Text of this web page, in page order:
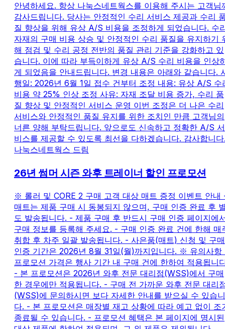
안녕하세요. 항상 나눅스네트웍스를 이용해 주시는 고객님
감사드립니다. 당사는 안정적인 수리 서비스 제공과 수리
질 향상을 위해 유상 A/S 비용을 조정하게 되었습니다. 수
자재의 구매 비용 상승 및 안정적인 수리 품질을 유지하기
해 점검 및 수리 공정 전반의 품질 관리 기준을 강화하고 있
습니다. 이에 따라 부득이하게 유상 A/S 수리 비용을 인상
게 되었음을 안내드립니다. 변경 내용은 아래와 같습니다.
행일: 2026년 6월 1일 접수 건부터 조정 내용: 유상 A/S 수
비용 약 25% 인상 조정 사유: 자재 조달 비용 증가, 수리 품
질 향상 및 안정적인 서비스 운영 이번 조정은 더 나은 수리
서비스와 안정적인 품질 유지를 위한 조치인 만큼 고객님의
너른 양해 부탁드립니다. 앞으로도 신속하고 정확한 A/S 서
비스를 제공할 수 있도록 최선을 다하겠습니다. 감사합니
나눅스네트웍스 드림
26년 썸머 시즌 와후 트레이너 할인 프로모션
※ 롤러 및 CORE 2 구매 고객 대상 매트 증정 이벤트 안내
매트는 제품 구매 시 동봉되지 않으며, 구매 인증 완료 후
도 발송됩니다. - 제품 구매 후 반드시 구매 인증 페이지에
구매 정보를 등록해 주세요. - 구매 인증 완료 건에 한해 매
취합 후 차주 일괄 발송됩니다. - 사은품(매트) 신청 및 구매
인증 기간은 2026년 8월 31일(월)까지입니다. ※ 유의사항
프로모션 가격은 행사 기간 내 구매 건에 한하여 적용됩니
- 본 프로모션은 2026년 와후 전문 대리점(WSS)에서 구매
한 경우에만 적용됩니다. - 구매 전 가까운 와후 전문 대리
(WSS)에 문의하시면 보다 자세한 안내를 받으실 수 있습니
다. - 본 프로모션은 매장별 재고 상황에 따라 예고 없이 조
종료될 수 있습니다. - 프로모션 혜택은 본 페이지에 명시된